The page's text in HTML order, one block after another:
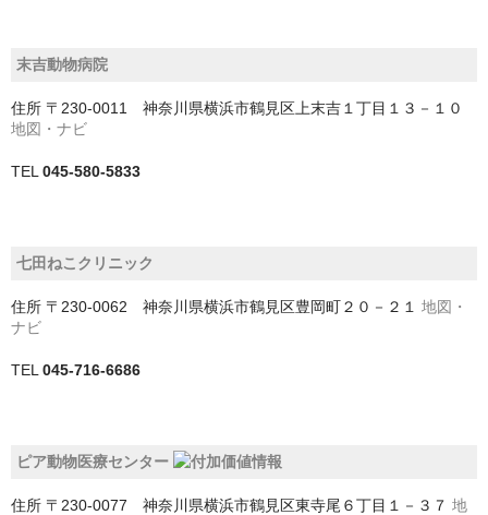
千葉市
中央区
稲毛区
美浜区
花見川区
末吉動物病院
住所 〒230-0011 神奈川県横浜市鶴見区上末吉１丁目１３－１０
地図・ナビ
TEL 045-580-5833
七田ねこクリニック
住所 〒230-0062 神奈川県横浜市鶴見区豊岡町２０－２１ 地図・
ナビ
TEL 045-716-6686
ピア動物医療センター
住所 〒230-0077 神奈川県横浜市鶴見区東寺尾６丁目１－３７ 地